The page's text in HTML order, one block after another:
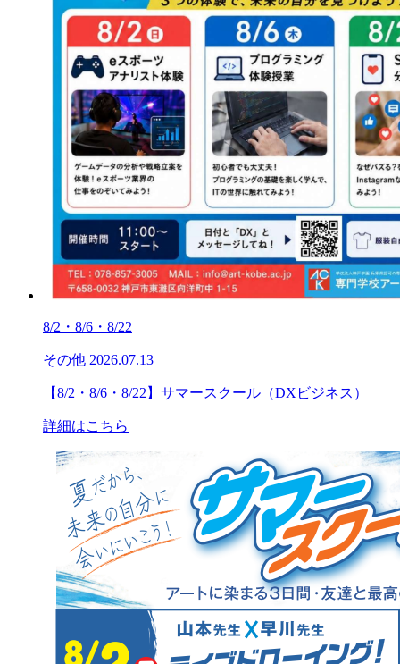
8/2・8/6・8/22
その他 2026.07.13
【8/2・8/6・8/22】サマースクール（DXビジネス）
詳細はこちら